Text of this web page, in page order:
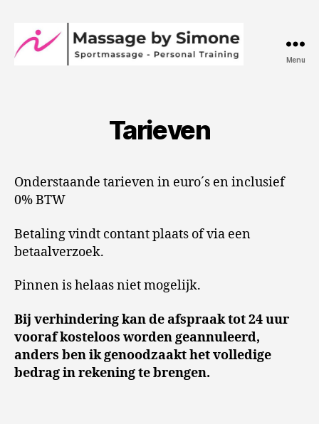
Menu
Tarieven
Onderstaande tarieven in euro´s en inclusief
0% BTW
Betaling vindt contant plaats of via een
betaalverzoek.
Pinnen is helaas niet mogelijk.
Bij verhindering kan de afspraak tot 24 uur
vooraf kosteloos worden geannuleerd,
anders ben ik genoodzaakt het volledige
bedrag in rekening te brengen.